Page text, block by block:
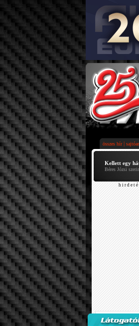
összes hír|
Kellett egy
Béres Józsi
h i r d e t é